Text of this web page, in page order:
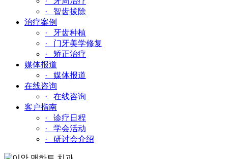
· 智齿拔除
治疗案例
· 牙齿种植
· 门牙美学修复
· 矫正治疗
媒体报道
· 媒体报道
在线咨询
· 在线咨询
客户指南
· 诊疗日程
· 学会活动
· 研讨会介绍